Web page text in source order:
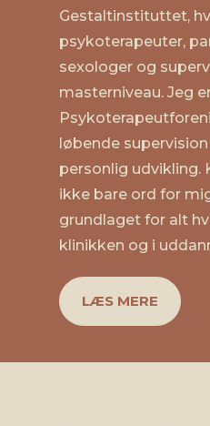
Gestaltinstituttet,
psykoterapeuter,
sexologer og
masterniveau. Jeg
løbende
personlig udvikling.
ikke bare ord for
grundlaget for alt
klinikken og i
LÆS MERE